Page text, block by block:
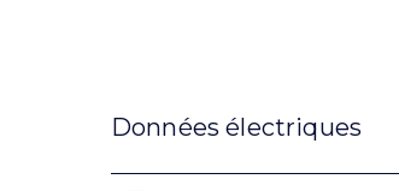
Données électriques